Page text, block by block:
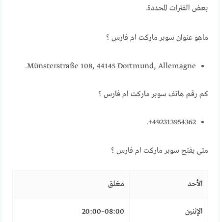
بعض الفترات المحددة.
ماهو عنوان سوبر ماركت ام فارس ؟
Münsterstraße 108, 44145 Dortmund, Allemagne.
كم رقم هاتف سوبر ماركت ام فارس ؟
492313954362+.
متى يفتح سوبر ماركت ام فارس ؟
الأحد مغلق
الإثنين 08:00–20:00